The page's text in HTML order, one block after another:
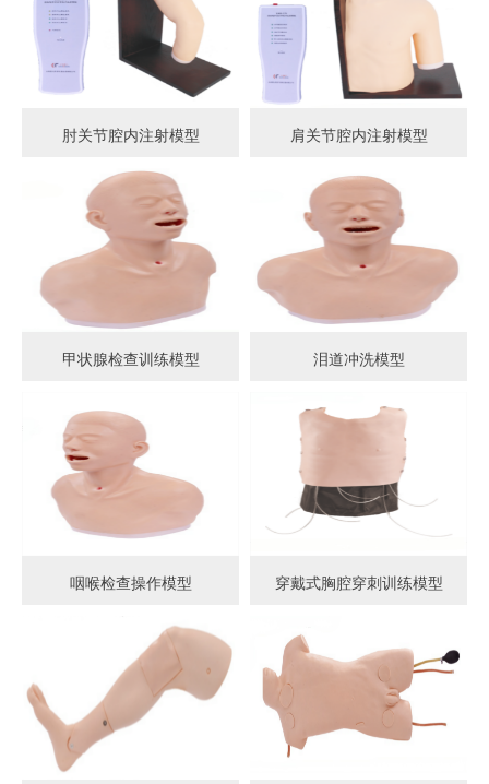
肘关节腔内注射模型 肩关节腔内注射模型
甲状腺检查训练模型 泪道冲洗模型
咽喉检查操作模型 穿戴式胸腔穿刺训练模型